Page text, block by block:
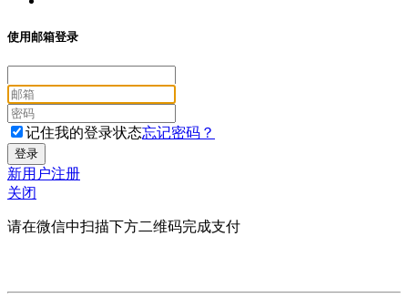
使用邮箱登录
记住我的登录状态忘记密码？
新用户注册
关闭
请在微信中扫描下方二维码完成支付